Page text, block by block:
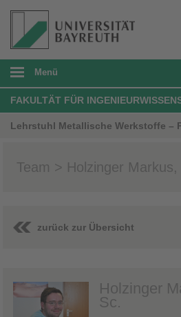
Menü
FAKULTÄT FÜR
Lehrstuhl Metallische Werkstoffe –
Team > Holzinger Markus,
zurück zur Übersicht
Holzinger
Sc.